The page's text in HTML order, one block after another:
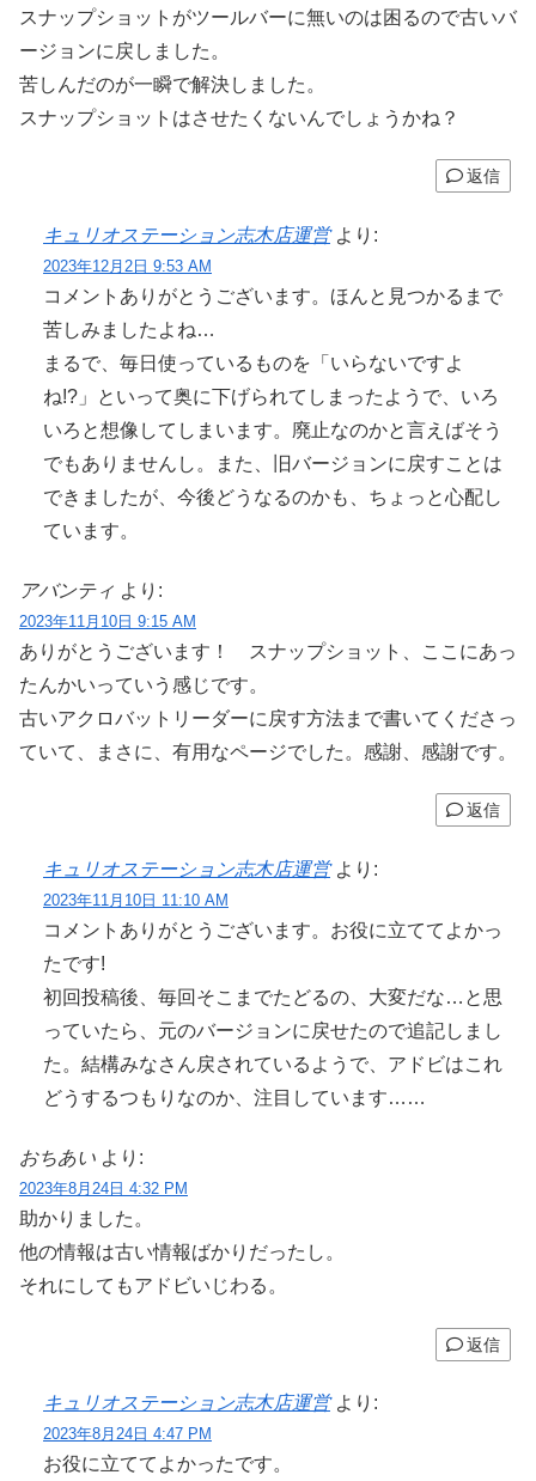
スナップショットがツールバーに無いのは困るので古いバ
ージョンに戻しました。
苦しんだのが一瞬で解決しました。
スナップショットはさせたくないんでしょうかね？
返信
キュリオステーション志木店運営 より:
2023年12月2日 9:53 AM
コメントありがとうございます。ほんと見つかるまで
苦しみましたよね…
まるで、毎日使っているものを「いらないですよ
ね!?」といって奥に下げられてしまったようで、いろ
いろと想像してしまいます。廃止なのかと言えばそう
でもありませんし。また、旧バージョンに戻すことは
できましたが、今後どうなるのかも、ちょっと心配し
ています。
アバンティ より:
2023年11月10日 9:15 AM
ありがとうございます！ スナップショット、ここにあっ
たんかいっていう感じです。
古いアクロバットリーダーに戻す方法まで書いてくださっ
ていて、まさに、有用なページでした。感謝、感謝です。
返信
キュリオステーション志木店運営 より:
2023年11月10日 11:10 AM
コメントありがとうございます。お役に立ててよかっ
たです!
初回投稿後、毎回そこまでたどるの、大変だな…と思
っていたら、元のバージョンに戻せたので追記しまし
た。結構みなさん戻されているようで、アドビはこれ
どうするつもりなのか、注目しています……
おちあい より:
2023年8月24日 4:32 PM
助かりました。
他の情報は古い情報ばかりだったし。
それにしてもアドビいじわる。
返信
キュリオステーション志木店運営 より:
2023年8月24日 4:47 PM
お役に立ててよかったです。